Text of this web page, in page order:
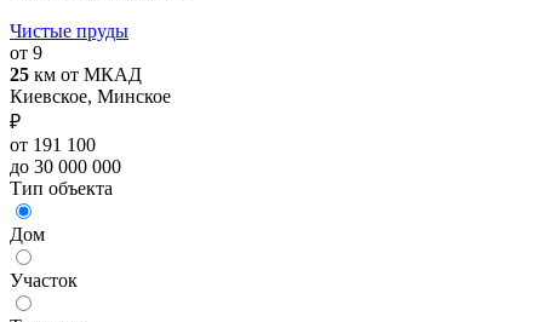
Чистые пруды
от 9
25 км от МКАД
Киевское, Минское
₽
от 191 100
до 30 000 000
Тип объекта
Дом
Участок